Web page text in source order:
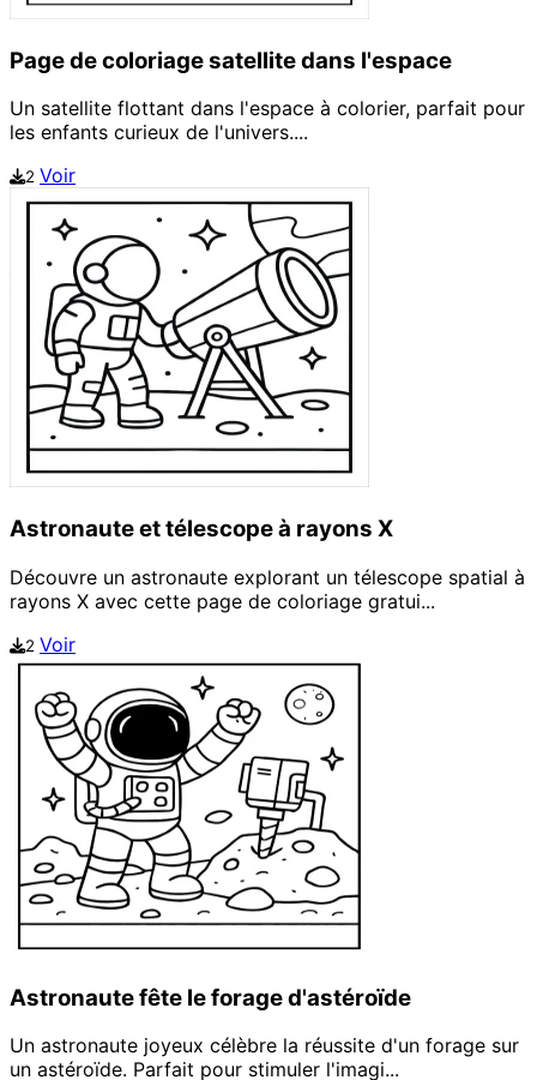
Page de coloriage satellite dans l'espace
Un satellite flottant dans l'espace à colorier, parfait pour
les enfants curieux de l'univers....
2 Voir
Astronaute et télescope à rayons X
Découvre un astronaute explorant un télescope spatial à
rayons X avec cette page de coloriage gratui...
2 Voir
Astronaute fête le forage d'astéroïde
Un astronaute joyeux célèbre la réussite d'un forage sur
un astéroïde. Parfait pour stimuler l'imagi...